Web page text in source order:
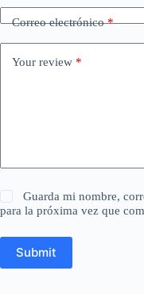
Correo electrónico*
Your review *
Guarda mi nombre,
para la próxima vez que
Submit